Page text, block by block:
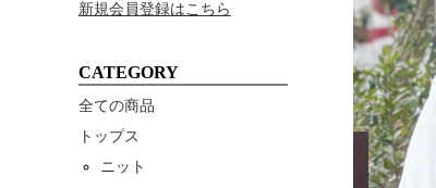
新規会員登録はこちら
CATEGORY
全ての商品
トップス
ニット